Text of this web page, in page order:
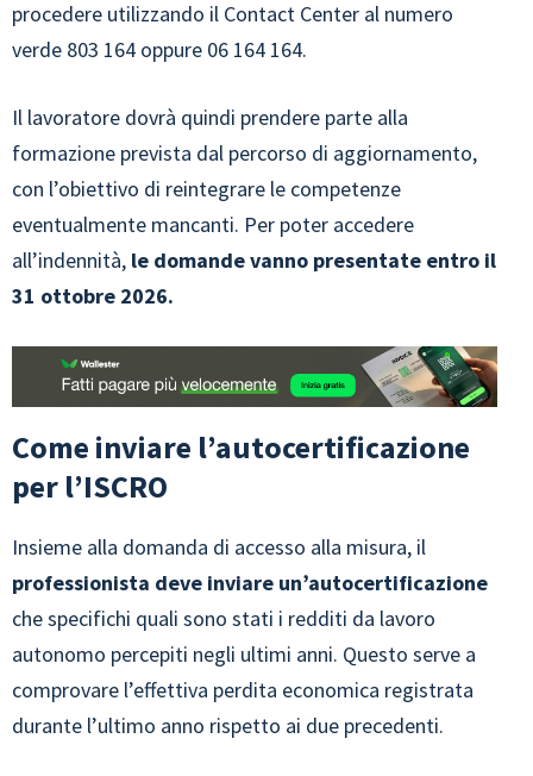
procedere utilizzando il Contact Center al numero
verde 803 164 oppure 06 164 164.
Il lavoratore dovrà quindi prendere parte alla
formazione prevista dal percorso di aggiornamento,
con l’obiettivo di reintegrare le competenze
eventualmente mancanti. Per poter accedere
all’indennità, le domande vanno presentate entro il
31 ottobre 2026.
Come inviare l’autocertificazione
per l’ISCRO
Insieme alla domanda di accesso alla misura, il
professionista deve inviare un’autocertificazione
che specifichi quali sono stati i redditi da lavoro
autonomo percepiti negli ultimi anni. Questo serve a
comprovare l’effettiva perdita economica registrata
durante l’ultimo anno rispetto ai due precedenti.